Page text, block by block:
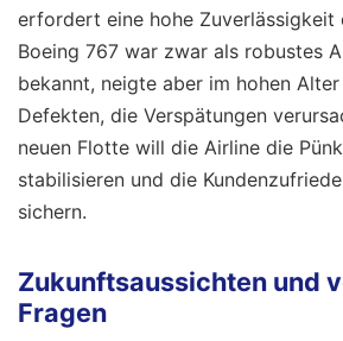
erfordert eine hohe Zuverlässigkeit
Boeing 767 war zwar als robustes
bekannt, neigte aber im hohen
Defekten, die Verspätungen
neuen Flotte will die Airline die
stabilisieren und die
sichern.
Zukunftsaussichten und
Fragen